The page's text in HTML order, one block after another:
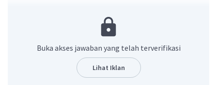
Buka akses jawaban yang telah terverifikasi
Lihat Iklan